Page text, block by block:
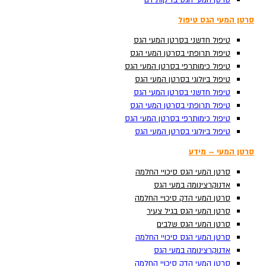
סרטן המעי הגס טיפול
טיפול חדשני בסרטן המעי הגס
טיפול תרופתי בסרטן המעי הגס
טיפול כימותרפי בסרטן המעי הגס
טיפול ביולוגי בסרטן המעי הגס
טיפול חדשני בסרטן המעי הגס
טיפול תרופתי בסרטן המעי הגס
טיפול כימותרפי בסרטן המעי הגס
טיפול ביולוגי בסרטן המעי הגס
סרטן המעי – מידע
סרטן המעי הגס סיכויי החלמה
אדנוקרצינומה במעי הגס
סרטן המעי הדק סיכויי החלמה
סרטן המעי הגס בגיל צעיר
סרטן המעי הגס שלבים
סרטן המעי הגס סיכויי החלמה
אדנוקרצינומה במעי הגס
סרטן המעי הדק סיכויי החלמה
Search ...
סרטן המעי הגס טיפול
טיפול חדשני בסרטן המעי הגס
טיפול תרופתי בסרטן המעי הגס
טיפול כימותרפי בסרטן המעי הגס
טיפול ביולוגי בסרטן המעי הגס
טיפול חדשני בסרטן המעי הגס
טיפול תרופתי בסרטן המעי הגס
טיפול כימותרפי בסרטן המעי הגס
טיפול ביולוגי בסרטן המעי הגס
סרטן המעי – מידע
סרטן המעי הגס סיכויי החלמה
אדנוקרצינומה במעי הגס
סרטן המעי הדק סיכויי החלמה
סרטן המעי הגס בגיל צעיר
סרטן המעי הגס שלבים
סרטן המעי הגס סיכויי החלמה
אדנוקרצינומה במעי הגס
סרטן המעי הדק סיכויי החלמה